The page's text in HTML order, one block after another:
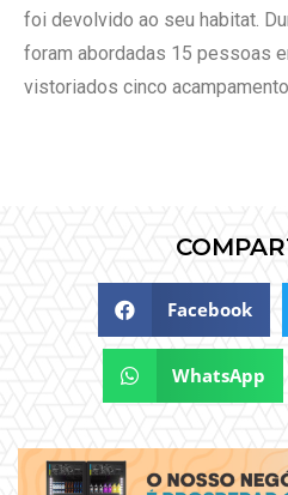
foi devolvido ao seu habitat.
foram abordadas 15 pessoas
vistoriados cinco
Facebook
WhatsApp